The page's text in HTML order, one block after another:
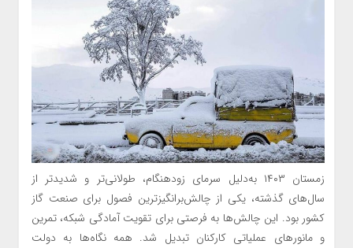
زمستان ۱۴۰۳ به‌دلیل سرمای زودهنگام، طولانی‌تر و شدیدتر از
سال‌های گذشته، یکی از چالش‌برانگیزترین فصول برای صنعت گاز
کشور بود. این چالش‌ها به فرصتی برای تقویت آمادگی شبکه، تمرین
و مانور‌های عملیاتی کارکنان تبدیل شد. همه نگاه‌ها به دولت